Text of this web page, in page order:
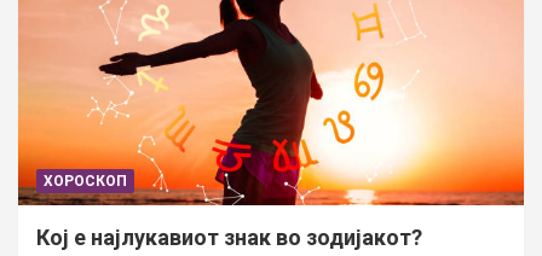
ХОРОСКОП
Кој е најлукавиот знак во зодијакот?